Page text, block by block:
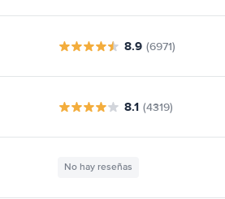
8.9 (6971)
8.1 (4319)
No hay reseñas